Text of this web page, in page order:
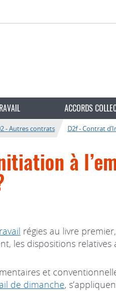
ACCORDS
- Autres contrats D2f - Contrat
à
régies au livre
les dispositions
et
de dimanche,